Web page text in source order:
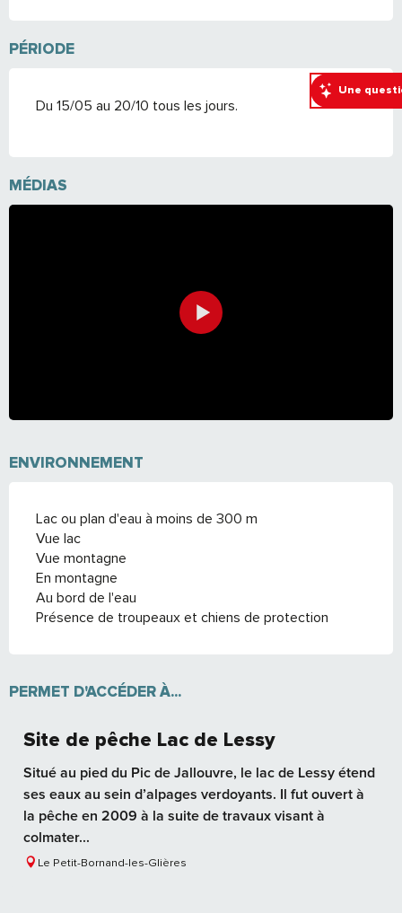
Une
PÉRIODE
Du 15/05 au 20/10 tous les jours.
MÉDIAS
ENVIRONNEMENT
Lac ou plan d'eau à moins de 300 m
Vue lac
Vue montagne
En montagne
Au bord de l'eau
Présence de troupeaux et chiens de protection
PERMET D'ACCÉDER À...
Site de pêche Lac de Lessy
Situé au pied du Pic de Jallouvre, le lac de Lessy étend
ses eaux au sein d’alpages verdoyants. Il fut ouvert à
la pêche en 2009 à la suite de travaux visant à
colmater...
Le Petit-Bornand-les-Glières